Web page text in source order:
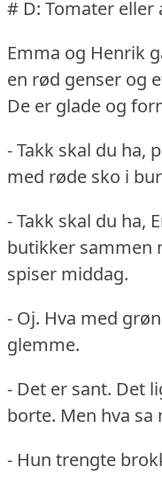
# D: Tomater eller
Emma og Henrik
en rød genser og
De er glade og
- Takk skal du ha,
med røde sko i
- Takk skal du ha,
butikker sammen
spiser middag.
- Oj. Hva med
glemme.
- Det er sant. Det
borte. Men hva sa
- Hun trengte